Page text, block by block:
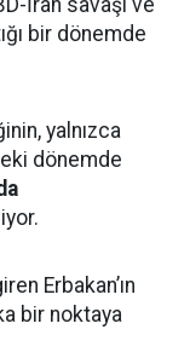
İran savaşı ve
bir dönemde
yalnızca
dönemde
Erbakan’ın
bir noktaya